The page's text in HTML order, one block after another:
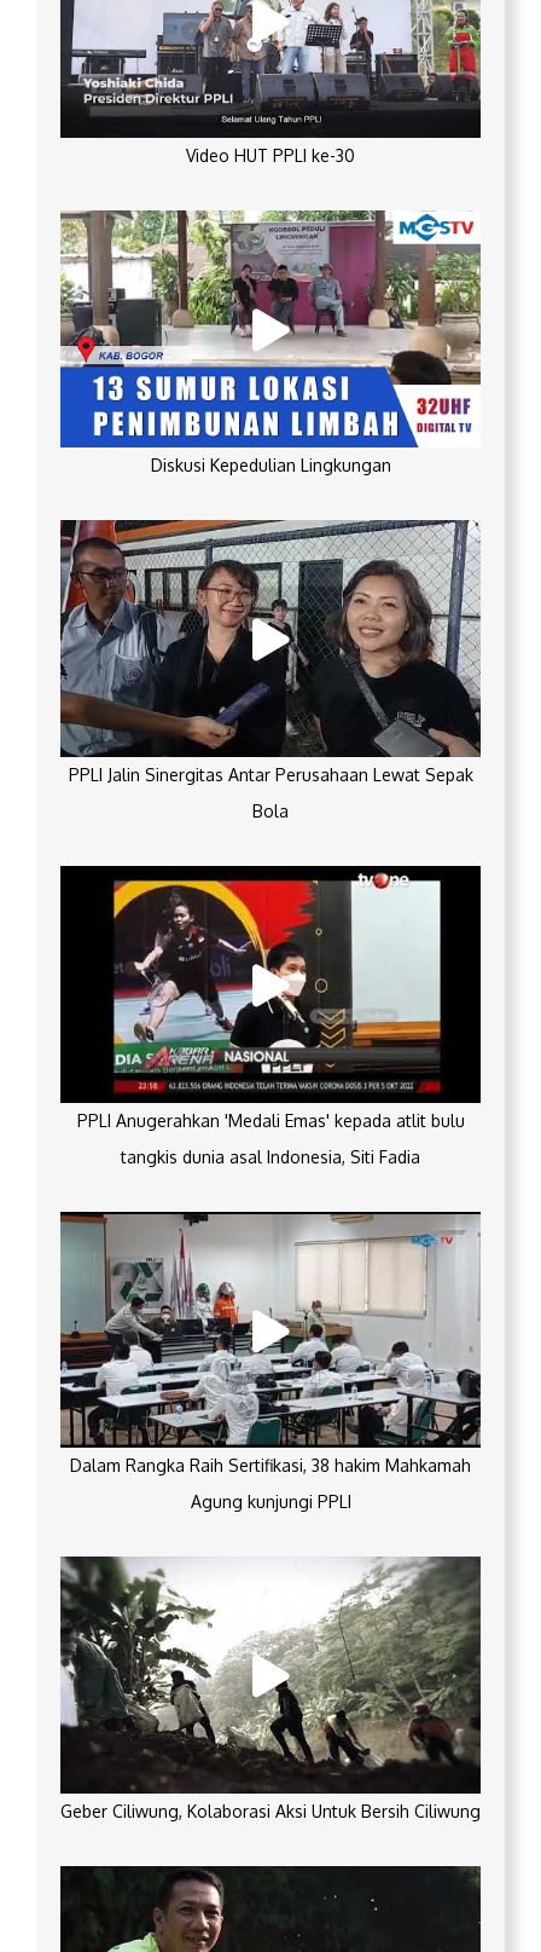
Video HUT PPLI ke-30
Diskusi Kepedulian Lingkungan
PPLI Jalin Sinergitas Antar Perusahaan Lewat Sepak
Bola
PPLI Anugerahkan 'Medali Emas' kepada atlit bulu
tangkis dunia asal Indonesia, Siti Fadia
Dalam Rangka Raih Sertifikasi, 38 hakim Mahkamah
Agung kunjungi PPLI
Geber Ciliwung, Kolaborasi Aksi Untuk Bersih Ciliwung